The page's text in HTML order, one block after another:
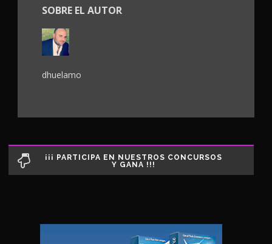
SOBRE EL AUTOR
dhuelamo
¡¡¡ PARTICIPA EN NUESTROS CONCURSOS
Y GANA !!!